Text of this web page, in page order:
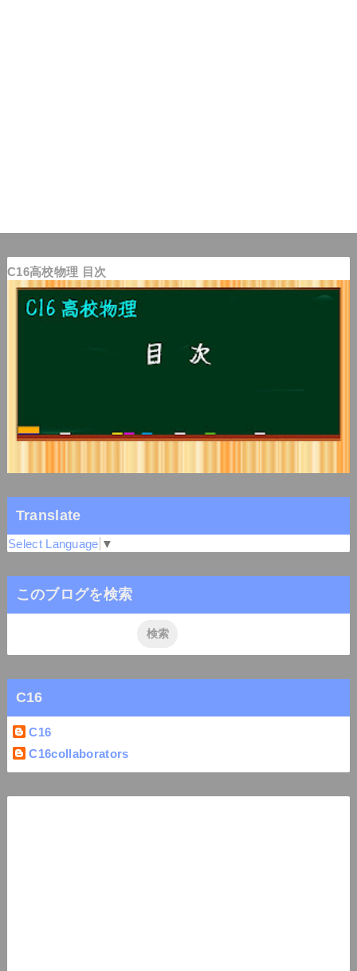
C16高校物理 目次
Translate
Select Language ▼
このブログを検索
C16
C16
C16collaborators